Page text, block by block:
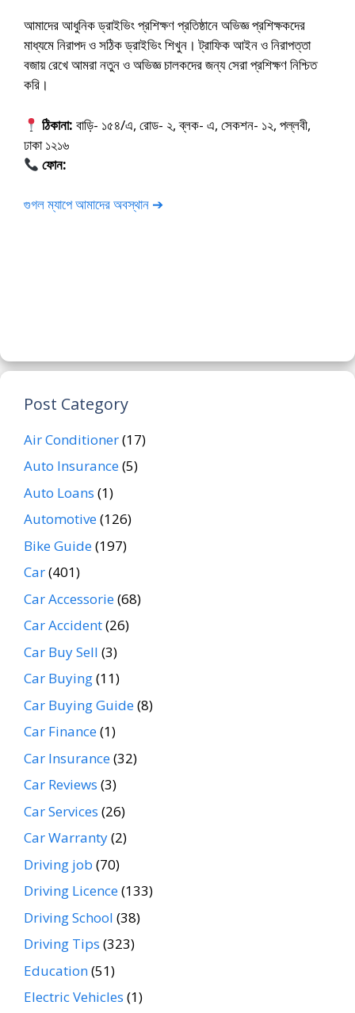
আমাদের আধুনিক ড্রাইভিং প্রশিক্ষণ প্রতিষ্ঠানে অভিজ্ঞ প্রশিক্ষকদের
মাধ্যমে নিরাপদ ও সঠিক ড্রাইভিং শিখুন। ট্রাফিক আইন ও নিরাপত্তা
বজায় রেখে আমরা নতুন ও অভিজ্ঞ চালকদের জন্য সেরা প্রশিক্ষণ নিশ্চিত
করি।
ঠিকানা: বাড়ি- ১৫৪/এ, রোড- ২, ব্লক- এ, সেকশন- ১২, পল্লবী,
ঢাকা ১২১৬
ফোন:
গুগল ম্যাপে আমাদের অবস্থান ➔
Post Category
Air Conditioner(17)
Auto Insurance(5)
Auto Loans (1)
Automotive(126)
Bike Guide(197)
Car(401)
Car Accessorie(68)
Car Accident(26)
Car Buy Sell (3)
Car Buying(11)
Car Buying Guide(8)
Car Finance(1)
Car Insurance(32)
Car Reviews (3)
Car Services (26)
Car Warranty(2)
Driving job (70)
Driving Licence(133)
Driving School (38)
Driving Tips (323)
Education(51)
Electric Vehicles (1)